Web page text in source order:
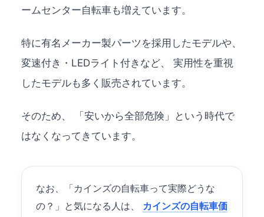
ームセンター自転車も増えています。
特に有名メーカー製パーツを採用したモデルや、
変速付き・LEDライト付きなど、 実用性を重視
したモデルも多く販売されています。
そのため、 「安いから全部危険」という時代で
はなくなってきています。
なお、「カインズの自転車って実際どうな
の？」と気になる人は、 カインズの自転車価